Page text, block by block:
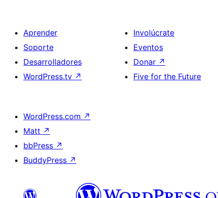
Aprender
Soporte
Desarrolladores
WordPress.tv ↗
Involúcrate
Eventos
Donar ↗
Five for the Future
WordPress.com ↗
Matt ↗
bbPress ↗
BuddyPress ↗